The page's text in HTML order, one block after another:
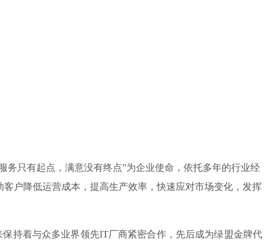
只有起点，满意没有终点”为企业使命，依托多年的行业经
户降低运营成本，提高生产效率，快速应对市场变化，发挥
着与众多业界领先IT厂商紧密合作，先后成为绿盟金牌代